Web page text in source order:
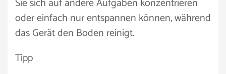
oder einfach nur entspannen können, während
das Gerät den Boden reinigt.
Tipp